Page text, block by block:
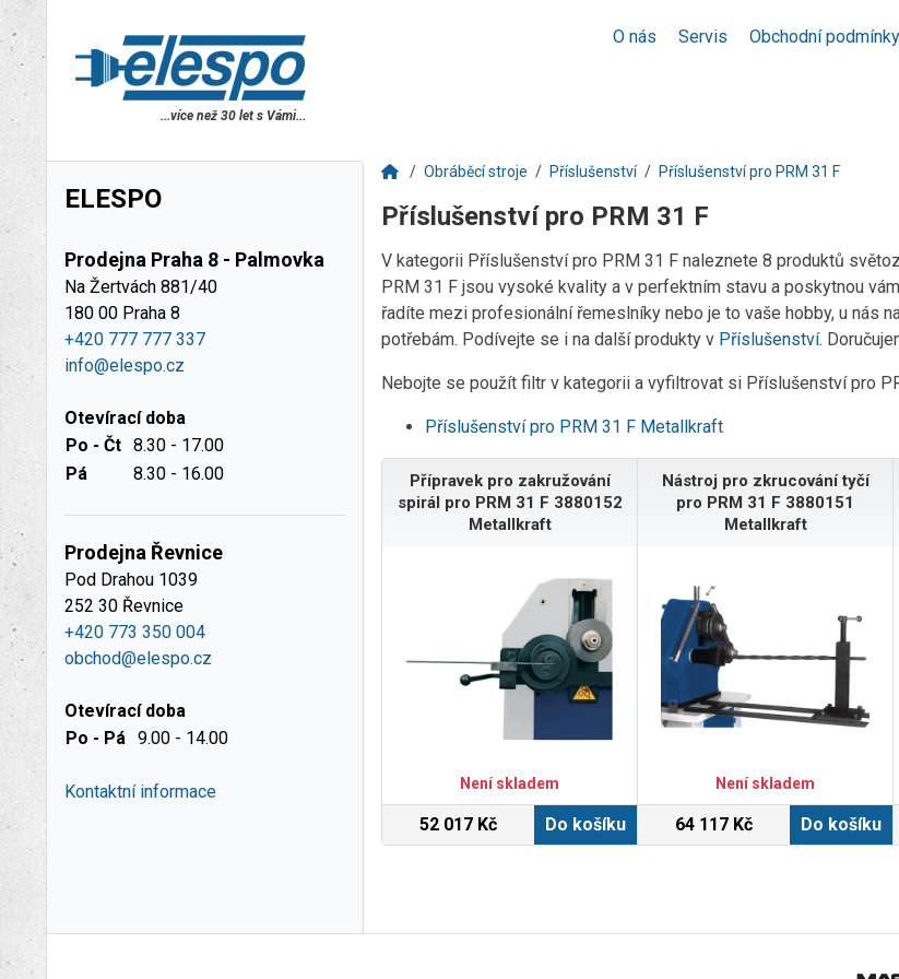
O nás Servis Obchodní podmínky
...více než 30 let s Vámi...
ELESPO
Prodejna Praha 8 - Palmovka
Na Žertvách 881/40
180 00 Praha 8
+420 777 777 337
info@elespo.cz
Otevírací doba
Po - Čt 8.30 - 17.00
Pá
8.30 - 16.00
Prodejna Řevnice
Pod Drahou 1039
252 30 Řevnice
+420 773 350 004
obchod@elespo.cz
Otevírací doba
Po - Pá 9.00 - 14.00
Kontaktní informace
Obráběcí stroje Příslušenství Příslušenství pro PRM 31 F
Příslušenství pro PRM 31 F
V kategorii Příslušenství pro PRM 31 F naleznete 8 produktů
PRM 31 F jsou vysoké kvality a v perfektním stavu a poskytnou
řadíte mezi profesionální řemeslníky nebo je to vaše hobby, u nás
potřebám. Podívejte se i na další produkty v Příslušenství.
Nebojte se použít filtr v kategorii a vyfiltrovat si Příslušenství pro
Příslušenství pro PRM 31 F Metallkraft
Přípravek pro zakružování
spirál pro PRM 31 F 3880152
Metallkraft
Není skladem
52 017 Kč Do košíku
Nástroj pro zkrucování tyčí
pro PRM 31 F 3880151
Metallkraft
Není skladem
64 117 Kč Do košíku